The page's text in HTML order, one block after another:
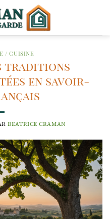
/ CUISINE
traditions
en savoir-
BEATRICE CRAMAN